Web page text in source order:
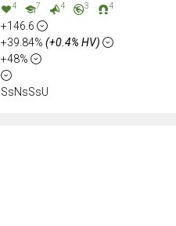
4 7 4 3 4
+146.6
+39.84% (+0.4% HV)
+48%
SsNsSsU